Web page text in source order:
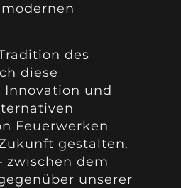
des
diese
Innovation und
Feuerwerken
gestalten.
zwischen dem
unserer